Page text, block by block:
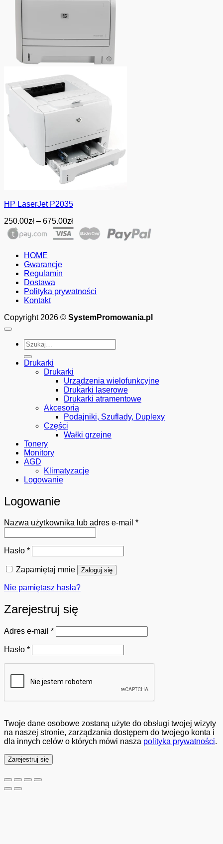
HP LaserJet P2035
250.00zł – 675.00złZakres
cen:
od
HOME
Gwarancje
Regulamin
Dostawa
Polityka prywatności
Kontakt
Copyright 2026 © SystemPromowania.pl
Szukaj:
Drukarki
Drukarki
Urządzenia wielofunkcyjne
Drukarki laserowe
Drukarki atramentowe
Akcesoria
Podajniki, Szuflady, Duplexy
Części
Wałki grzejne
Tonery
Monitory
AGD
Klimatyzacje
Logowanie
Logowanie
Nazwa użytkownika lub adres e-mail *Wymagane
Hasło *Wymagane
Zapamiętaj mnie Zaloguj się
Nie pamiętasz hasła?
Zarejestruj się
Adres e-mail *Wymagane
Hasło *Wymagane
Twoje dane osobowe zostaną użyte do obsługi twojej wizyty
na naszej stronie, zarządzania dostępem do twojego konta i
dla innych celów o których mówi nasza polityka prywatności.
Zarejestruj się